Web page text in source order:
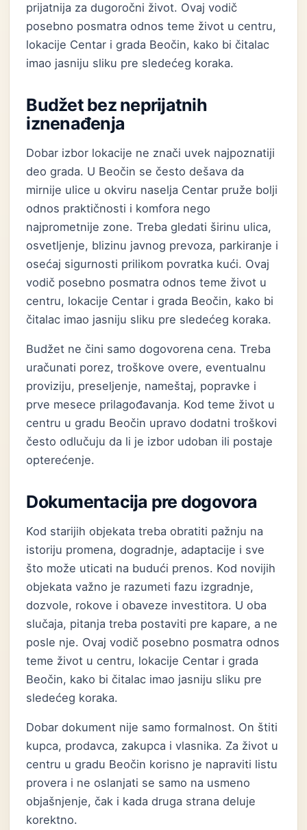
prijatnija za dugoročni život. Ovaj vodič
posebno posmatra odnos teme život u centru,
lokacije Centar i grada Beočin, kako bi čitalac
imao jasniju sliku pre sledećeg koraka.
Budžet bez neprijatnih
iznenađenja
Dobar izbor lokacije ne znači uvek najpoznatiji
deo grada. U Beočin se često dešava da
mirnije ulice u okviru naselja Centar pruže bolji
odnos praktičnosti i komfora nego
najprometnije zone. Treba gledati širinu ulica,
osvetljenje, blizinu javnog prevoza, parkiranje i
osećaj sigurnosti prilikom povratka kući. Ovaj
vodič posebno posmatra odnos teme život u
centru, lokacije Centar i grada Beočin, kako bi
čitalac imao jasniju sliku pre sledećeg koraka.
Budžet ne čini samo dogovorena cena. Treba
uračunati porez, troškove overe, eventualnu
proviziju, preseljenje, nameštaj, popravke i
prve mesece prilagođavanja. Kod teme život u
centru u gradu Beočin upravo dodatni troškovi
često odlučuju da li je izbor udoban ili postaje
opterećenje.
Dokumentacija pre dogovora
Kod starijih objekata treba obratiti pažnju na
istoriju promena, dogradnje, adaptacije i sve
što može uticati na budući prenos. Kod novijih
objekata važno je razumeti fazu izgradnje,
dozvole, rokove i obaveze investitora. U oba
slučaja, pitanja treba postaviti pre kapare, a ne
posle nje. Ovaj vodič posebno posmatra odnos
teme život u centru, lokacije Centar i grada
Beočin, kako bi čitalac imao jasniju sliku pre
sledećeg koraka.
Dobar dokument nije samo formalnost. On štiti
kupca, prodavca, zakupca i vlasnika. Za život u
centru u gradu Beočin korisno je napraviti listu
provera i ne oslanjati se samo na usmeno
objašnjenje, čak i kada druga strana deluje
korektno.